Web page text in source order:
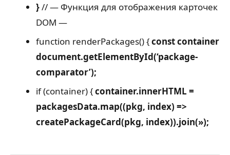
}// — Функция для отображения карточек в
DOM —
function renderPackages() {const container =
document.getElementById(‘package-
comparator’);
if (container) {container.innerHTML =
packagesData.map((pkg, index) =>
createPackageCard(pkg, index)).join(»);